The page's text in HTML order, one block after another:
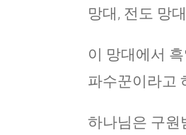
망대, 전도 망
이 망대에서
파수꾼이라고
하나님은 구원